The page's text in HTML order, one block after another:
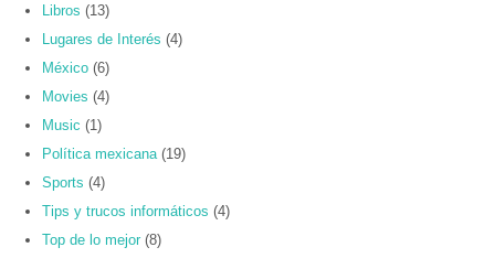
Libros (13)
Lugares de Interés (4)
México (6)
Movies (4)
Music (1)
Política mexicana (19)
Sports (4)
Tips y trucos informáticos (4)
Top de lo mejor (8)